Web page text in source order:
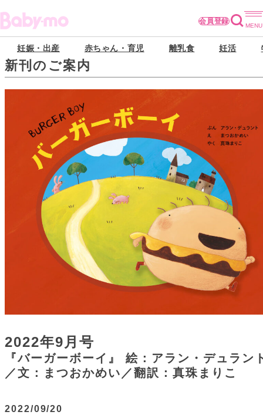
会員登録
妊娠・出産 赤ちゃん・育児 離乳食 妊活
新刊のご案内
2022年9月号
『バーガーボーイ』 絵：アラン・デュラン
／文：まつおかめい／翻訳：真珠まりこ
2022/09/20